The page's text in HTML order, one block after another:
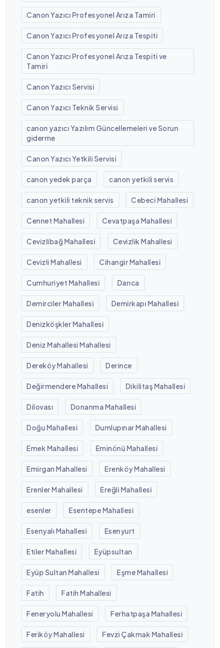
Canon Yazıcı Profesyonel Arıza Tamiri
Canon Yazıcı Profesyonel Arıza Tespiti
Canon Yazıcı Profesyonel Arıza Tespiti ve
Tamiri
Canon Yazıcı Servisi
Canon Yazıcı Teknik Servisi
canon yazıcı Yazılım Güncellemeleri ve Sorun
giderme
Canon Yazıcı Yetkili Servisi
canon yedek parça canon yetkili servis
canon yetkili teknik servis Cebeci Mahallesi
Cennet Mahallesi Cevatpaşa Mahallesi
Cevizlibağ Mahallesi Cevizlik Mahallesi
Cevizli Mahallesi Cihangir Mahallesi
Cumhuriyet Mahallesi Darıca
Demirciler Mahallesi Demirkapı Mahallesi
Denizköşkler Mahallesi
Deniz Mahallesi Mahallesi
Dereköy Mahallesi Derince
Değirmendere Mahallesi Dikilitaş Mahallesi
Dilovası Donanma Mahallesi
Doğu Mahallesi Dumlupınar Mahallesi
Emek Mahallesi Eminönü Mahallesi
Emirgan Mahallesi Erenköy Mahallesi
Erenler Mahallesi Ereğli Mahallesi
esenler Esentepe Mahallesi
Esenyalı Mahallesi Esenyurt
Etiler Mahallesi Eyüpsultan
Eyüp Sultan Mahallesi Eşme Mahallesi
Fatih Fatih Mahallesi
Feneryolu Mahallesi Ferhatpaşa Mahallesi
Feriköy Mahallesi Fevzi Çakmak Mahallesi